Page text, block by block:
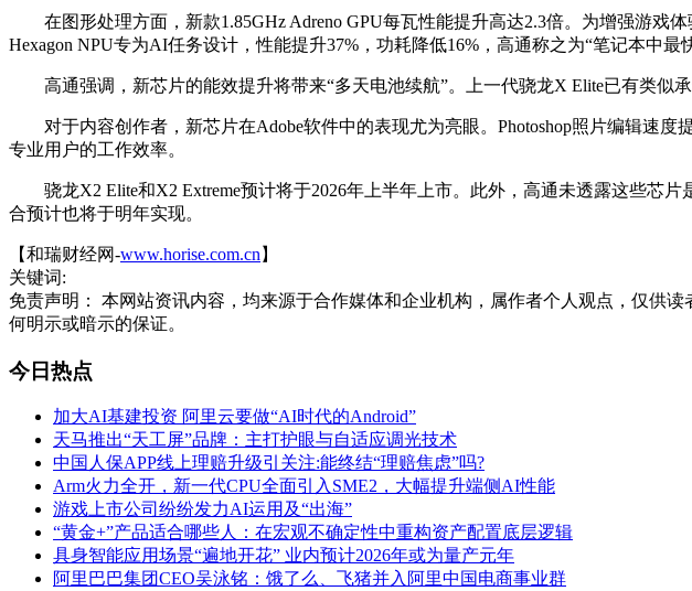
在图形处理方面，新款1.85GHz Adreno GPU每瓦性能提升高达2.3倍。为增强游戏
Hexagon NPU专为AI任务设计，性能提升37%，功耗降低16%，高通称之为“笔记本中最
高通强调，新芯片的能效提升将带来“多天电池续航”。上一代骁龙X Elite已有类似承
对于内容创作者，新芯片在Adobe软件中的表现尤为亮眼。Photoshop照片编辑速度
专业用户的工作效率。
骁龙X2 Elite和X2 Extreme预计将于2026年上半年上市。此外，高通未透露这些芯片
合预计也将于明年实现。
【和瑞财经网-www.horise.com.cn 】
关键词:
免责声明： 本网站资讯内容，均来源于合作媒体和企业机构，属作者个人观点，仅供
何明示或暗示的保证。
今日热点
加大AI基建投资 阿里云要做“AI时代的Android”
天马推出“天工屏”品牌：主打护眼与自适应调光技术
中国人保APP线上理赔升级引关注:能终结“理赔焦虑”吗?
Arm火力全开，新一代CPU全面引入SME2，大幅提升端侧AI性能
游戏上市公司纷纷发力AI运用及“出海”
“黄金+”产品适合哪些人：在宏观不确定性中重构资产配置底层逻辑
具身智能应用场景“遍地开花” 业内预计2026年或为量产元年
阿里巴巴集团CEO吴泳铭：饿了么、飞猪并入阿里中国电商事业群